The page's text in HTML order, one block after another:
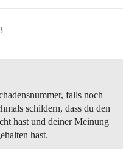
falls noch
schildern, dass du den
hast und deiner Meinung
hast.